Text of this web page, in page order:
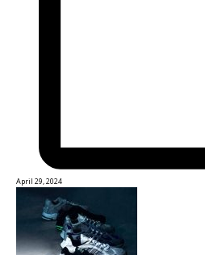
April 29, 2024